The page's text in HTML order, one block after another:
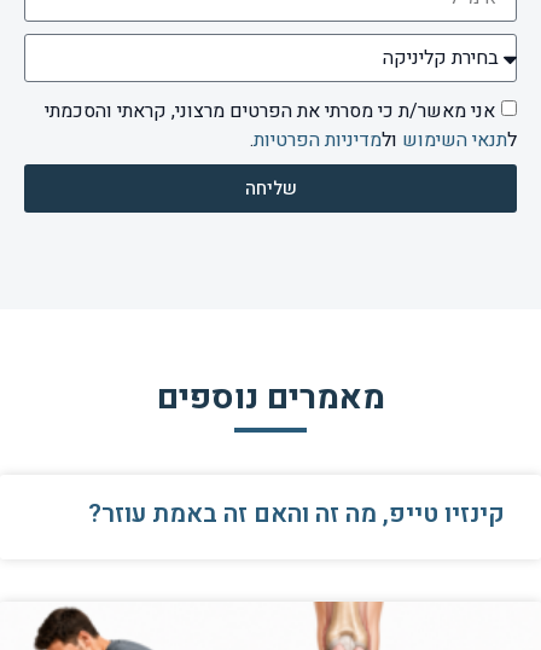
אני מאשר/ת כי מסרתי את הפרטים מרצוני, קראתי והסכמתי
לתנאי השימוש ולמדיניות הפרטיות.
שליחה
מאמרים נוספים
קינזיו טייפ, מה זה והאם זה באמת עוזר?